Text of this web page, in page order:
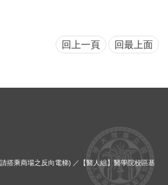
回上一頁 回最上面
搭乘商場之反向電梯) ／【醫人組】醫學院校區基